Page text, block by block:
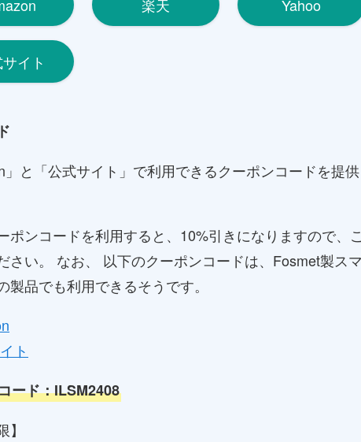
楽天 Yahoo
イト
」と「公式サイト」で利用できるクーポンコードを提
ポンコードを利用すると、10%引きになりますので、
さい。 なお、 以下のクーポンコードは、Fosmet製ス
製品でも利用できるそうです。
ト
ード：ILSM2408
】